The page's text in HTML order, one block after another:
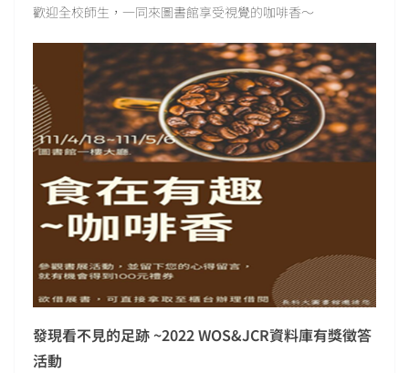
歡迎全校師生，一同來圖書館享受視覺的咖啡香～
發現看不見的足跡 ~2022 WOS&JCR資料庫有獎徵答
活動